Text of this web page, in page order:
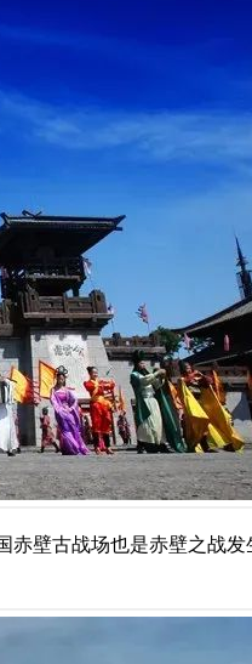
赤壁古战场也是赤壁之战